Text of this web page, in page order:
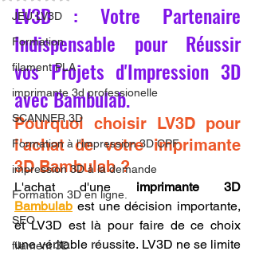
JEU LV3D
Formation
filament PLA
imprimante 3d professionelle
SCANNER 3D
Formation à l'impression 3D CPF
impression 3D à la demande
Formation 3D en ligne.
SEO
filament 3D
LV3D : Votre Partenaire
Indispensable pour Réussir
vos Projets d'Impression 3D
avec Bambulab.
Pourquoi choisir LV3D pour
l'achat de votre imprimante
3D Bambulab ?
L'achat d'une
Bambulab est une décision importante,
et LV3D est là pour faire de ce choix
une véritable réussite. LV3D ne se limite